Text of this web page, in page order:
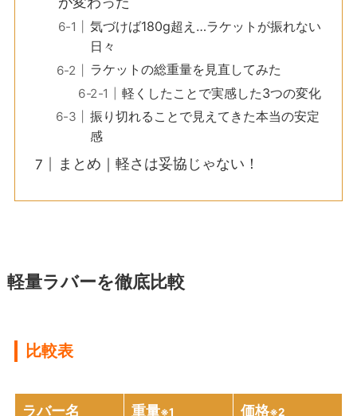
気づけば180g超え…ラケットが振れない
日々
ラケットの総重量を見直してみた
軽くしたことで実感した3つの変化
振り切れることで見えてきた本当の安定
感
まとめ｜軽さは妥協じゃない！
軽量ラバーを徹底比較
比較表
ラバー名 重量※1 価格※2